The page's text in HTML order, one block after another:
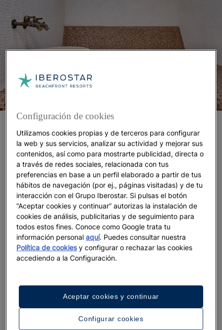
Un hammam marroquí, también conocido como
baño turco o árabe, es unaceremonia de limpieza
de cuerpo y espíritu. También se llama así al
espacio donde tiene lugar. Inspirándose en las
termas romanas, esta cultura lo hizo suyo en el
siglo VIIcomo un punto de encuentro social y de
purificación. En sus distintas etapas, las células, los
órganos y la mente son sometidos (literalmente) a
friegas vigorosas, a masajes, a cambios de
temperatura, de luz y de elemento, hasta que el
hombres y mujeres o acceso en días alternos según
género, y también exclusivamente
Configuración de cookies
Utilizamos cookies propias y de terceros para configurar
la web y sus servicios, analizar su actividad y mejorar sus
contenidos, así como para mostrarte publicidad, directa o
a través de redes sociales, relacionada con tus
preferencias en base a un perfil elaborado a partir de tus
hábitos de navegación (por ej., páginas visitadas) y de tu
interacción con el Grupo Iberostar. Si pulsas el botón
“Aceptar cookies y continuar” autorizas la instalación de
cookies de análisis, publicitarias y de seguimiento para
todos estos fines. Conoce como Google trata tu
información personalaquí. Puedes consultar nuestra
Política de cookiesy configurar o rechazar las cookies
accediendo a la Configuración.
Configurar cookies
Aceptar cookies y continuar